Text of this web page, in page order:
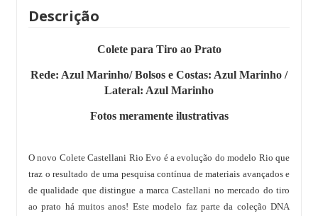
Descrição
Colete para Tiro ao Prato
Rede: Azul Marinho/ Bolsos e Costas: Azul Marinho /
Lateral: Azul Marinho
Fotos meramente ilustrativas
O novo Colete Castellani Rio Evo é a evolução do modelo Rio que
traz o resultado de uma pesquisa contínua de materiais avançados e
de qualidade que distingue a marca Castellani no mercado do tiro
ao prato há muitos anos! Este modelo faz parte da coleção DNA